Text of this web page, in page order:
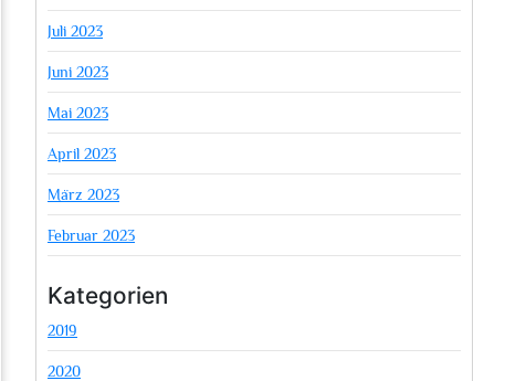
Juli 2023
Juni 2023
Mai 2023
April 2023
März 2023
Februar 2023
Kategorien
2019
2020